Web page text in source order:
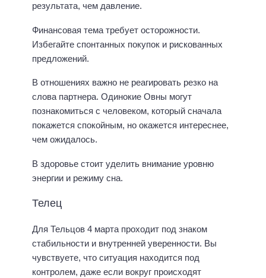
результата, чем давление.
Финансовая тема требует осторожности.
Избегайте спонтанных покупок и рискованных
предложений.
В отношениях важно не реагировать резко на
слова партнера. Одинокие Овны могут
познакомиться с человеком, который сначала
покажется спокойным, но окажется интереснее,
чем ожидалось.
В здоровье стоит уделить внимание уровню
энергии и режиму сна.
Телец
Для Тельцов 4 марта проходит под знаком
стабильности и внутренней уверенности. Вы
чувствуете, что ситуация находится под
контролем, даже если вокруг происходят